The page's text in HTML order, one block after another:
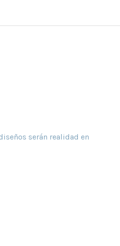
serán realidad en